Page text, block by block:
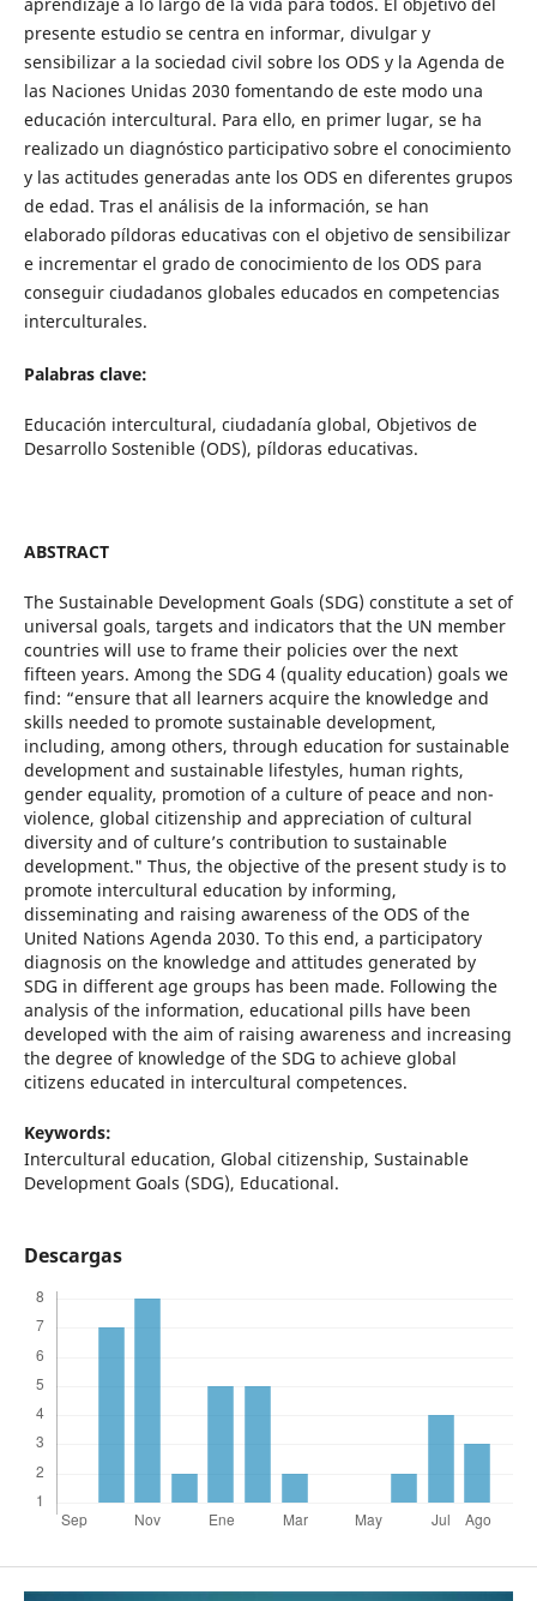
presente estudio se centra en informar, divulgar y
sensibilizar a la sociedad civil sobre los ODS y la Agenda de
las Naciones Unidas 2030 fomentando de este modo una
educación intercultural. Para ello, en primer lugar, se ha
realizado un diagnóstico participativo sobre el conocimiento
y las actitudes generadas ante los ODS en diferentes grupos
de edad. Tras el análisis de la información, se han
elaborado píldoras educativas con el objetivo de sensibilizar
e incrementar el grado de conocimiento de los ODS para
conseguir ciudadanos globales educados en competencias
interculturales.
Palabras clave:
Educación intercultural, ciudadanía global, Objetivos de
Desarrollo Sostenible (ODS), píldoras educativas.
ABSTRACT
The Sustainable Development Goals (SDG) constitute a set of
universal goals, targets and indicators that the UN member
countries will use to frame their policies over the next
fifteen years. Among the SDG 4 (quality education) goals we
find: “ensure that all learners acquire the knowledge and
skills needed to promote sustainable development,
including, among others, through education for sustainable
development and sustainable lifestyles, human rights,
gender equality, promotion of a culture of peace and non-
violence, global citizenship and appreciation of cultural
diversity and of culture’s contribution to sustainable
development." Thus, the objective of the present study is to
promote intercultural education by informing,
disseminating and raising awareness of the ODS of the
United Nations Agenda 2030. To this end, a participatory
diagnosis on the knowledge and attitudes generated by
SDG in different age groups has been made. Following the
analysis of the information, educational pills have been
developed with the aim of raising awareness and increasing
the degree of knowledge of the SDG to achieve global
citizens educated in intercultural competences.
Keywords:
Intercultural education, Global citizenship, Sustainable
Development Goals (SDG), Educational.
Descargas